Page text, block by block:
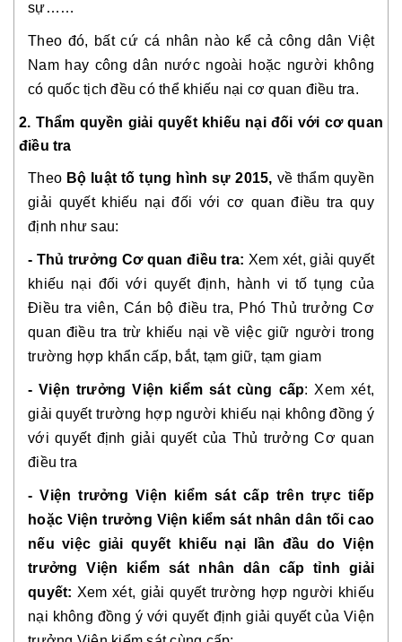
sự……
Theo đó, bất cứ cá nhân nào kể cả công dân Việt
Nam hay công dân nước ngoài hoặc người không
có quốc tịch đều có thể khiếu nại cơ quan điều tra.
2. Thẩm quyền giải quyết khiếu nại đối với cơ quan
điều tra
Theo Bộ luật tố tụng hình sự 2015, về thẩm quyền
giải quyết khiếu nại đối với cơ quan điều tra quy
định như sau:
- Thủ trưởng Cơ quan điều tra: Xem xét, giải quyết
khiếu nại đối với quyết định, hành vi tố tụng của
Điều tra viên, Cán bộ điều tra, Phó Thủ trưởng Cơ
quan điều tra trừ khiếu nại về việc giữ người trong
trường hợp khẩn cấp, bắt, tạm giữ, tạm giam
- Viện trưởng Viện kiểm sát cùng cấp: Xem xét,
giải quyết trường hợp người khiếu nại không đồng ý
với quyết định giải quyết của Thủ trưởng Cơ quan
điều tra
- Viện trưởng Viện kiểm sát cấp trên trực tiếp
hoặc Viện trưởng Viện kiểm sát nhân dân tối cao
nếu việc giải quyết khiếu nại lần đầu do Viện
trưởng Viện kiểm sát nhân dân cấp tỉnh giải
quyết: Xem xét, giải quyết trường hợp người khiếu
nại không đồng ý với quyết định giải quyết của Viện